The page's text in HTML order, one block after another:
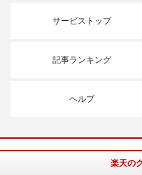
サービストップ
記事ランキング
ヘルプ
楽天の